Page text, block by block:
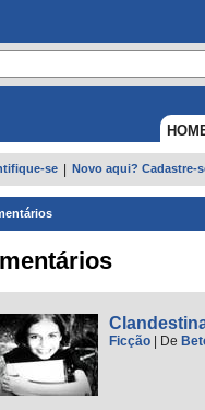
se Novo aqui? Cadastre-
Ficção De